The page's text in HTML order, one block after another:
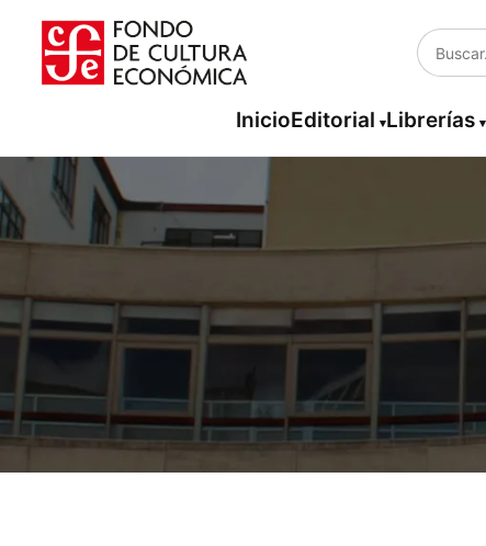
InicioEditorial Librerías